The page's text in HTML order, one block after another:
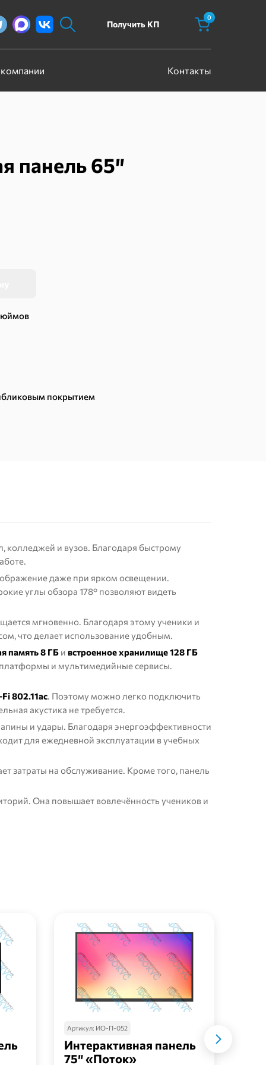
Получить КП
0
Контакты
панель 65″
покрытием
и вузов. Благодаря быстрому
даже при ярком освещении.
углы обзора 178° позволяют видеть
мгновенно. Благодаря этому ученики и
что делает использование удобным.
память 8 ГБ и встроенное хранилище 128 ГБ
и мультимедийные сервисы.
802.11ac. Поэтому можно легко подключить
акустика не требуется.
и удары. Благодаря энергоэффективности
для ежедневной эксплуатации в учебных
затраты на обслуживание. Кроме того, панель
Она повышает вовлечённость учеников и
Артикул: ИО-П-052
Интерактивная панель
75″ «Поток»